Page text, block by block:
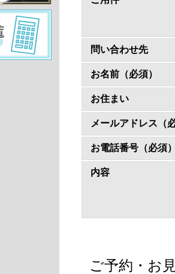
問い合わせ先
お名前（必須）
お住まい
メールアドレス（
お電話番号（必須
内容
ご予約・お